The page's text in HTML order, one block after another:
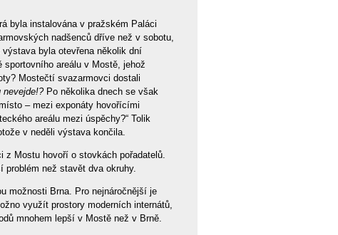
byla instalována v pražském Paláci
nadšenců dříve než v sobotu,
byla otevřena několik dní
areálu v Mostě, jehož
Mostečtí svazarmovci dostali
nevejde!?Po několika dnech se však
– mezi exponáty hovořícími
areálu mezi úspěchy?“ Tolik
v neděli výstava končila.
z Mostu hovoří o stovkách pořadatelů.
než stavět dva okruhy.
možnosti Brna. Pro nejnáročnější je
využít prostory moderních internátů,
mnohem lepší v Mostě než v Brně.